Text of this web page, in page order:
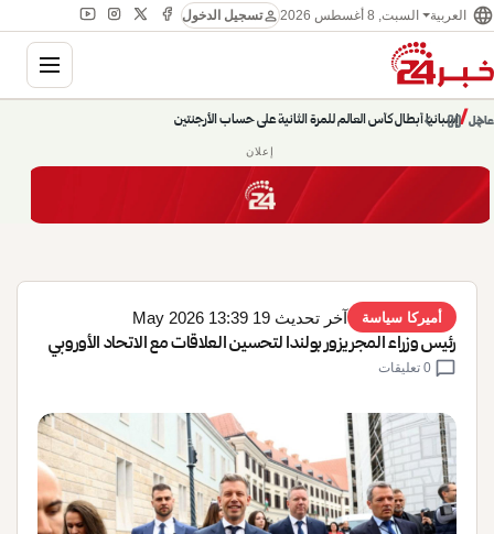
language العربية السبت, 8 أغسطس 2026 personتسجيل الدخول
عاجل/
إسبانيا أبطال كأس العالم للمرة الثانية على حساب الأرجنتين
chevron_right
pause
chevron_left
إعلان
أميركا سياسة آخر تحديث 19 May 2026 13:39
رئيس وزراء المجر يزور بولندا لتحسين العلاقات مع الاتحاد الأوروبي
chat_bubble